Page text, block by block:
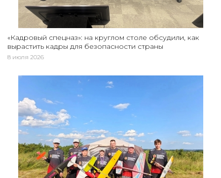
«Кадровый спецназ»: на круглом столе обсудили, как
вырастить кадры для безопасности страны
8 июля 2026